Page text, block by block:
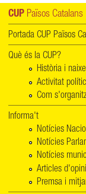
CUP Països Catalans
Portada CUP Països
Què és la CUP?
Història i
Activitat
Com
Informa't
Notícies
Notícies
Notícies
Articles
Premsa i